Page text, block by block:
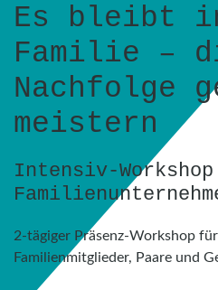
Es bleibt
Familie –
Nachfolge
meistern
Intensiv-
2-tägiger Präsenz-Workshop
Familienmitglieder, Paare und